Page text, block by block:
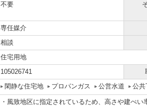
不要
専任媒介
相談
住宅用地
105026741
閑静な住宅地 プロパンガス 公営水道 公共
・風致地区に指定されているため、高さや建ぺ